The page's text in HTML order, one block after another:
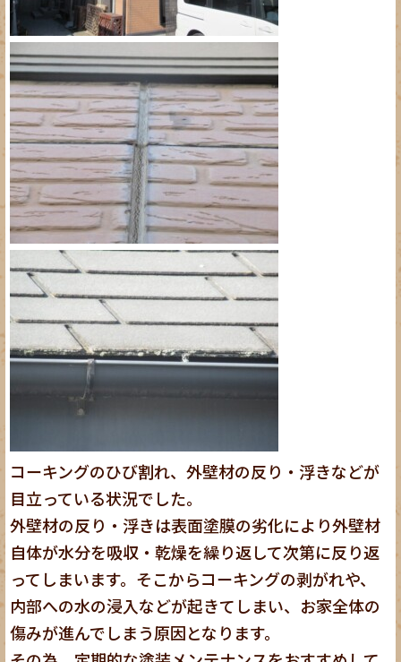
コーキングのひび割れ、外壁材の反り・浮きなどが
目立っている状況でした。
外壁材の反り・浮きは表面塗膜の劣化により外壁材
自体が水分を吸収・乾燥を繰り返して次第に反り返
ってしまいます。そこからコーキングの剥がれや、
内部への水の浸入などが起きてしまい、お家全体の
傷みが進んでしまう原因となります。